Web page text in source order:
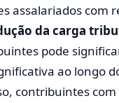
assalariados com
da carga
pode
ao longo
contribuintes